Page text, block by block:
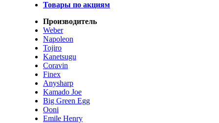
Товары по акциям
Производитель
Weber
Napoleon
Tojiro
Kanetsugu
Coravin
Finex
Anysharp
Kamado Joe
Big Green Egg
Ooni
Emile Henry